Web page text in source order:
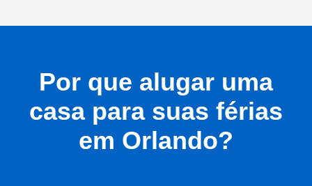
Por que alugar uma
casa para suas férias
em Orlando?